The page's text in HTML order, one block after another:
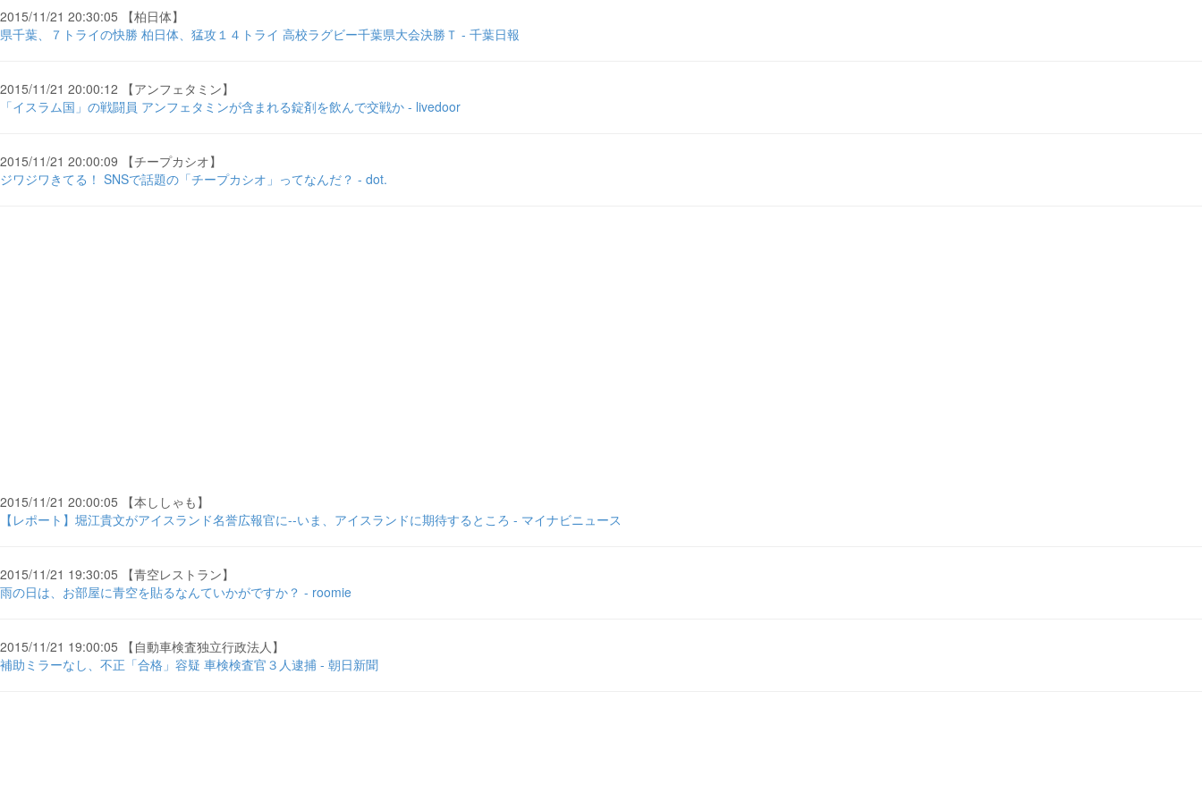
2015/11/21 20:30:05 【柏日体】
県千葉、７トライの快勝 柏日体、猛攻１４トライ 高校ラグビー千葉県大会決勝Ｔ - 千葉日報
2015/11/21 20:00:12 【アンフェタミン】
「イスラム国」の戦闘員 アンフェタミンが含まれる錠剤を飲んで交戦か - livedoor
2015/11/21 20:00:09 【チープカシオ】
ジワジワきてる！ SNSで話題の「チープカシオ」ってなんだ？ - dot.
2015/11/21 20:00:05 【本ししゃも】
【レポート】堀江貴文がアイスランド名誉広報官に--いま、アイスランドに期待するところ - マイナビニュース
2015/11/21 19:30:05 【青空レストラン】
雨の日は、お部屋に青空を貼るなんていかがですか？ - roomie
2015/11/21 19:00:05 【自動車検査独立行政法人】
補助ミラーなし、不正「合格」容疑 車検検査官３人逮捕 - 朝日新聞